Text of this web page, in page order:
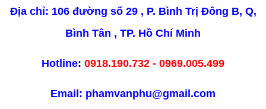
Địa chỉ: 106 đường số 29 , P. Bình Trị Đông B, Q,
Bình Tân , TP. Hồ Chí Minh
Hotline: 0918.190.732 - 0969.005.499
Email: phamvanphu@gmail.com